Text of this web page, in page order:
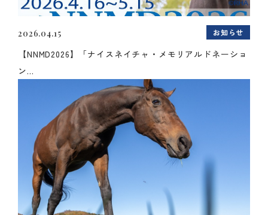
2026.04.15 お知らせ
【NNMD2026】「ナイスネイチャ・メモリアルドネーショ
ン...